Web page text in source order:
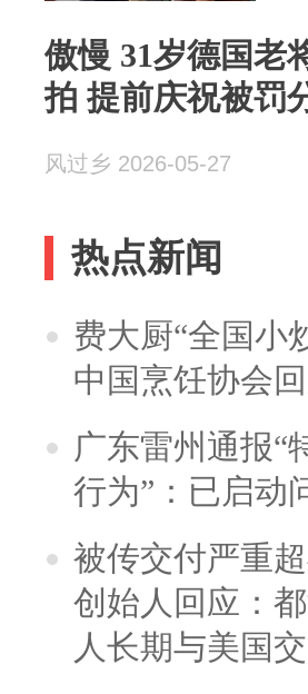
傲慢 31岁德国老
拍 提前庆祝被罚
风过乡 2026-05-27
热点新闻
费大厨“全国小
中国烹饪协会
广东雷州通报“
行为”：已启动
被传交付严重
创始人回应：
人长期与美国